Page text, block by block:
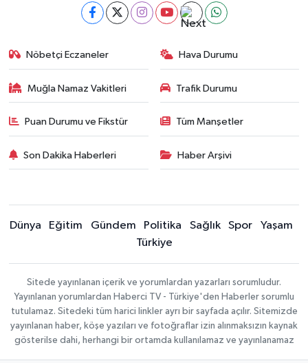
Nöbetçi Eczaneler Hava Durumu
Muğla Namaz Vakitleri Trafik Durumu
Puan Durumu ve Fikstür Tüm Manşetler
Son Dakika Haberleri Haber Arşivi
Dünya Eğitim Gündem Politika Sağlık Spor
Yaşam
Türkiye
Sitede yayınlanan içerik ve yorumlardan yazarları sorumludur.
Yayınlanan yorumlardan Haberci TV - Türkiye'den Haberler sorumlu
tutulamaz. Sitedeki tüm harici linkler ayrı bir sayfada açılır. Sitemizde
yayınlanan haber, köşe yazıları ve fotoğraflar izin alınmaksızın kaynak
gösterilse dahi, herhangi bir ortamda kullanılamaz ve yayınlanamaz